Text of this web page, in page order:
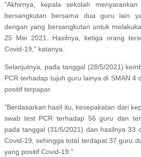
"Akhirnya, kepala sekolah
bersangkutan bersama dua guru lain
dengan yang bersangkutan untuk
25 Mei 2021. Hasilnya, ketiga orang
Covid-19," katanya.
Selanjutnya, pada tanggal (28/5/2021)
PCR terhadap tujuh guru lainya di SMAN 4
positif terpapar.
"Berdasarkan hasil itu, kesepakatan dari
swab test PCR terhadap 56 guru dan
pada tanggal (31/5/2021) dan hasilnya 33
Covid-19, sehingga total terdapat 37 guru
yang positif Covid-19."